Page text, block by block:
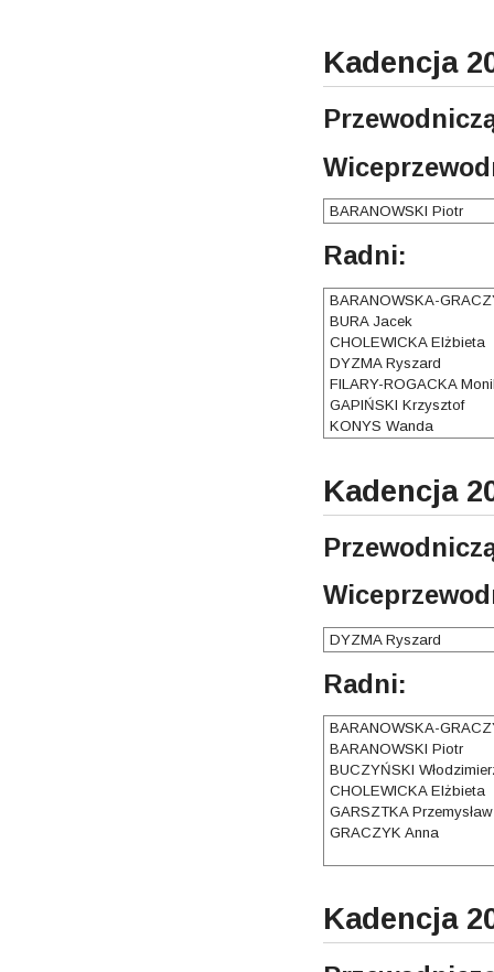
Kadencja
BARANOWSKI Piotr
Radni:
BARANOWSKA-
BURA Jacek
CHOLEWICKA Elżbieta
DYZMA Ryszard
FILARY-ROGACKA
GAPIŃSKI Krzysztof
KONYS Wanda
Kadencja
DYZMA Ryszard
Radni:
BARANOWSKA-
BARANOWSKI Piotr
BUCZYŃSKI
CHOLEWICKA Elżbieta
GARSZTKA Przemysław
GRACZYK Anna
Kadencja